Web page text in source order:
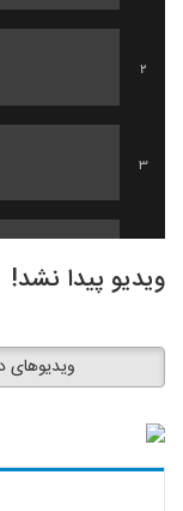
2
3
ویدیو پیدا نشد!
ویدیوهای